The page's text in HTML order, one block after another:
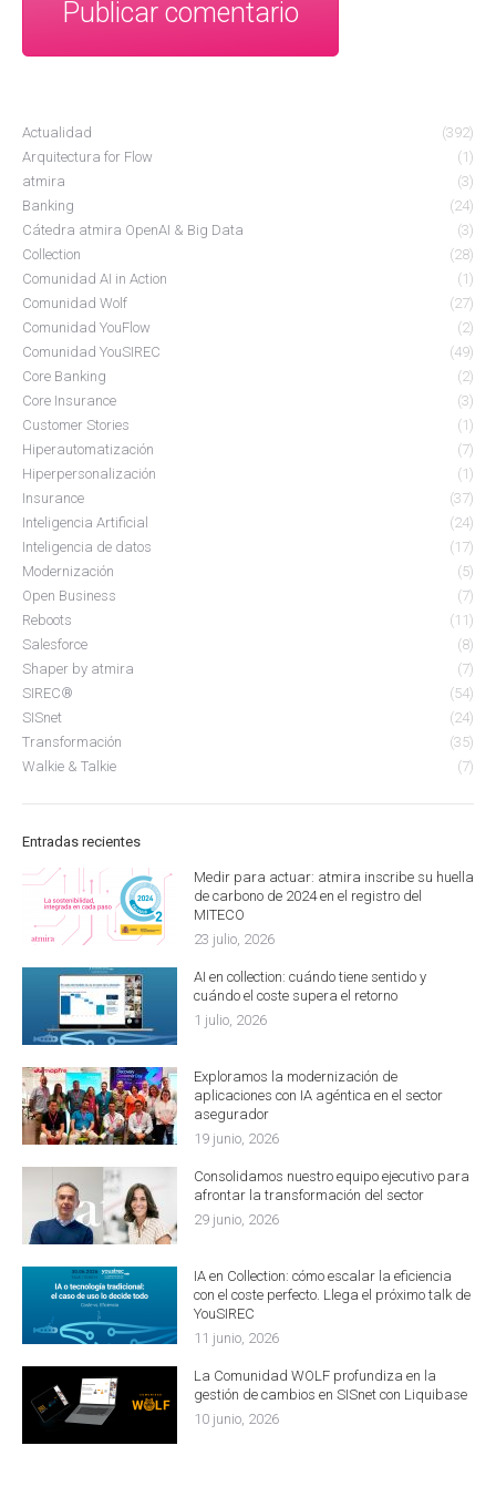
Publicar comentario
Actualidad
(392)
Arquitectura for Flow
(1)
atmira
(3)
Banking
(24)
Cátedra atmira OpenAI & Big Data
(3)
Collection
(28)
Comunidad AI in Action
(1)
Comunidad Wolf
(27)
Comunidad YouFlow
(2)
Comunidad YouSIREC
(49)
Core Banking
(2)
Core Insurance
(3)
Customer Stories
(1)
Hiperautomatización
(7)
Hiperpersonalización
(1)
Insurance
(37)
Inteligencia Artificial
(24)
Inteligencia de datos
(17)
Modernización
(5)
Open Business
(7)
Reboots
(11)
Salesforce
(8)
Shaper by atmira
(7)
SIREC®
(54)
SISnet
(24)
Transformación
(35)
Walkie & Talkie
(7)
Entradas recientes
Medir para actuar: atmira inscribe su huella
de carbono de 2024 en el registro del
MITECO
23 julio, 2026
AI en collection: cuándo tiene sentido y
cuándo el coste supera el retorno
1 julio, 2026
Exploramos la modernización de
aplicaciones con IA agéntica en el sector
asegurador
19 junio, 2026
Consolidamos nuestro equipo ejecutivo para
afrontar la transformación del sector
29 junio, 2026
IA en Collection: cómo escalar la eficiencia
con el coste perfecto. Llega el próximo talk de
YouSIREC
11 junio, 2026
La Comunidad WOLF profundiza en la
gestión de cambios en SISnet con Liquibase
10 junio, 2026